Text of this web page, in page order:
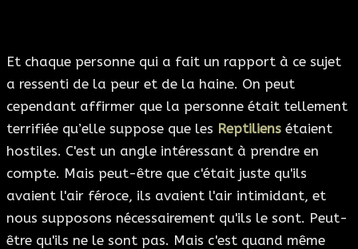
Et chaque personne qui a fait un rapport à ce sujet
a ressenti de la peur et de la haine. On peut
cependant affirmer que la personne était tellement
terrifiée qu’elle suppose que les Reptiliens étaient
hostiles. C'est un angle intéressant à prendre en
compte. Mais peut-être que c'était juste qu'ils
avaient l'air féroce, ils avaient l'air intimidant, et
nous supposons nécessairement qu'ils le sont. Peut-
être qu'ils ne le sont pas. Mais c'est quand même